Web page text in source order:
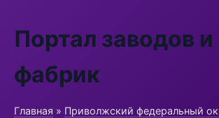
Портал заводов и
фабрик
Главная » Приволжский федеральный